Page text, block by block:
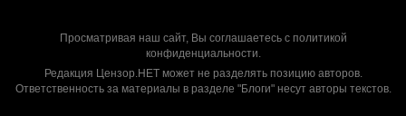
Просматривая наш сайт, Вы соглашаетесь с политикой
конфиденциальности.
Редакция Цензор.НЕТ может не разделять позицию авторов.
Ответственность за материалы в разделе "Блоги" несут авторы текстов.